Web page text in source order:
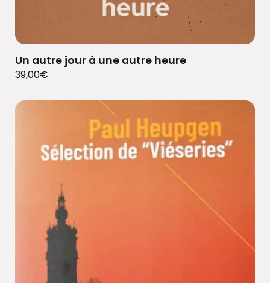
Un autre jour à une autre heure
39,00€